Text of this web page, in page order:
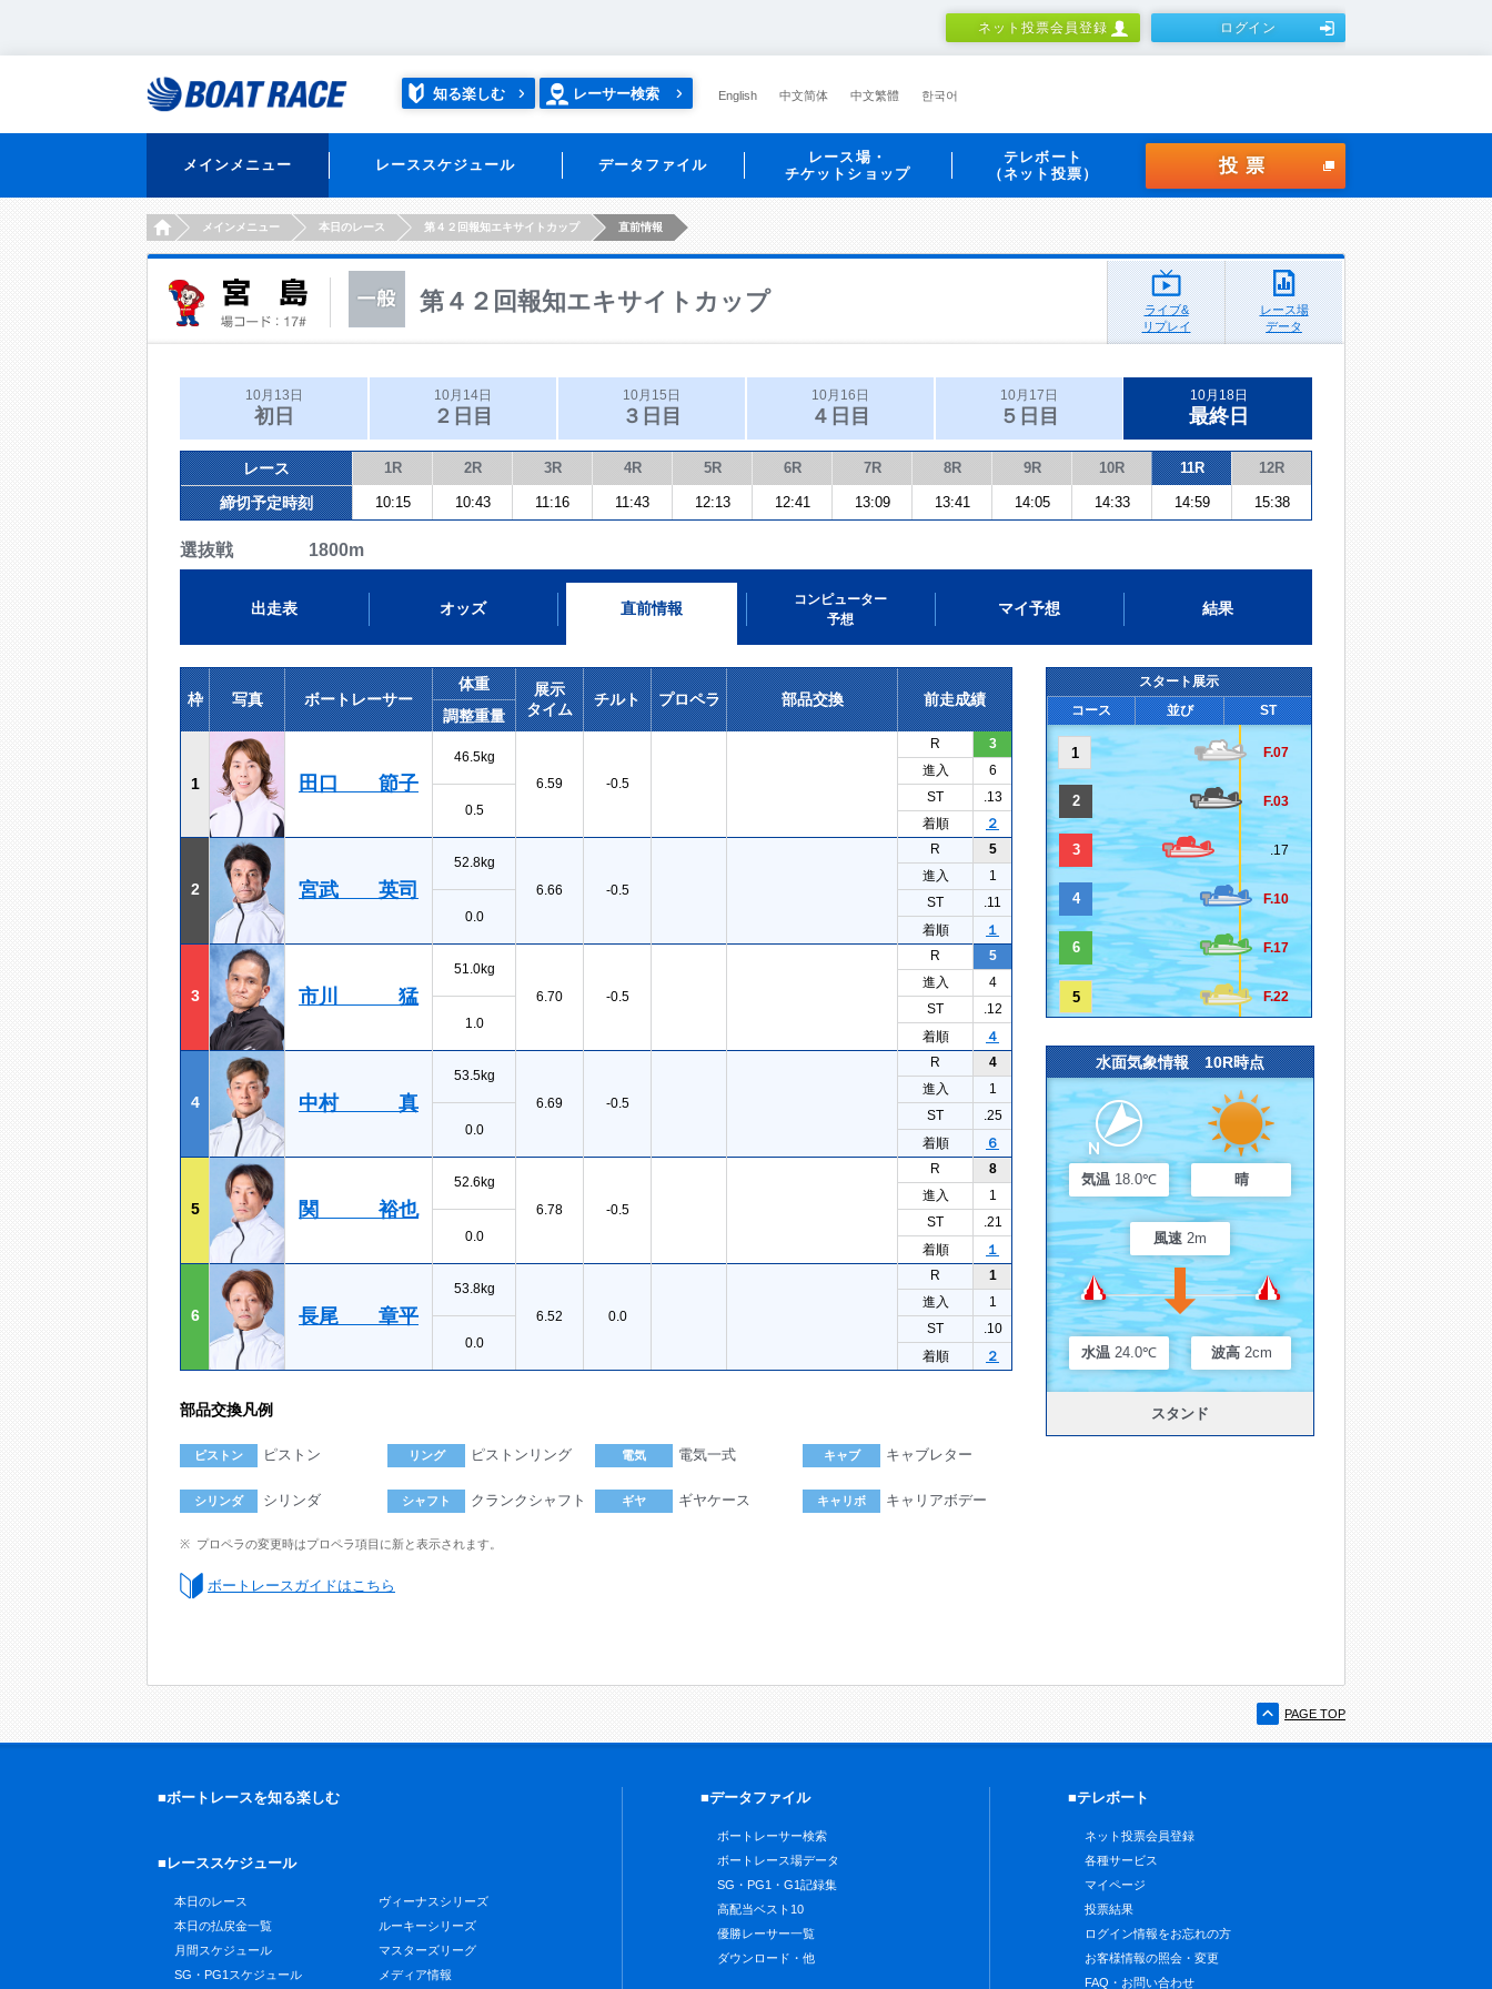
ネット投票会員登録 ログイン
知る楽しむ レーサー検索 English 中文简体 中文繁體 한국어
メインメニュー レーススケジュール データファイル
レース場・
チケットショップ
テレボート
（ネット投票）
投票
HOMEメインメニュー 本日のレース 第４２回報知エキサイトカップ 直前情報
第４２回報知エキサイトカップ
ライブ&
リプレイ
レース場
データ
10月13日
初日
10月14日
２日目
10月15日
３日目
10月16日
４日目
10月17日
５日目
10月18日
最終日
レース 1R 2R 3R 4R 5R 6R 7R 8R 9R 10R 11R 12R
締切予定時刻 10:15 10:43 11:16 11:43 12:13 12:41 13:09 13:41 14:05 14:33 14:59 15:38
選抜戦 1800m
出走表 オッズ 直前情報
コンピューター
予想
マイ予想 結果
枠 写真 ボートレーサー
体重
展示
タイム
チルト プロペラ 部品交換
前走成績
調整重量
1 田口 節子
46.5kg
6.59
-0.5
R
3
進入
6
0.5
ST
.13
着順
２
2 宮武 英司
52.8kg
6.66
-0.5
R
5
進入
1
0.0
ST
.11
着順
１
3 市川 猛
51.0kg
6.70
-0.5
R
5
進入
4
1.0
ST
.12
着順
４
4 中村 真
53.5kg
6.69
-0.5
R
4
進入
1
0.0
ST
.25
着順
６
5 関 裕也
52.6kg
6.78
-0.5
R
8
進入
1
0.0
ST
.21
着順
１
6 長尾 章平
53.8kg
6.52
0.0
R
1
進入
1
0.0
ST
.10
着順
２
部品交換凡例
ピストン ピストン リング ピストンリング 電気 電気一式 キャブ キャブレター
シリンダ シリンダ シャフト クランクシャフト ギヤ ギヤケース キャリボ キャリアボデー
プロペラの変更時はプロペラ項目に新と表示されます。
ボートレースガイドはこちら
スタート展示
コース
並び ST
1 F.07
2 F.03
3 .17
4 F.10
6 F.17
5 F.22
水面気象情報 10R時点
気温 18.0℃ 晴
風速 2m
水温 24.0℃ 波高 2cm
スタンド
PAGE TOP
■ボートレースを知る楽しむ
■レーススケジュール
本日のレース
本日の払戻金一覧
月間スケジュール
SG・PG1スケジュール
ヴィーナスシリーズ
ルーキーシリーズ
マスターズリーグ
メディア情報
■データファイル
ボートレーサー検索
ボートレース場データ
SG・PG1・G1記録集
高配当ベスト10
優勝レーサー一覧
ダウンロード・他
■テレボート
ネット投票会員登録
各種サービス
マイページ
投票結果
ログイン情報をお忘れの方
お客様情報の照会・変更
FAQ・お問い合わせ